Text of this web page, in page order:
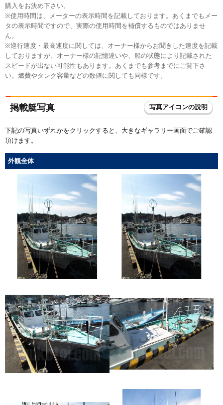
購入をお決め下さい。
※使用時間は、メーターの表示時間を記載しております。あくまでもメー
タの表示時間ですので、実際の使用時間を補償するものではありませ
ん。
※巡行速度・最高速度に関しては、オーナー様からお聞きした速度を記載
しておりますが、オーナー様の記憶違いや、船の状態により記載された
スピードが出ない可能性もあります。あくまでも参考までにご覧下さ
い。燃費やタンク容量などの数値に関しても同様です。
掲載艇写真 写真アイコンの説明
下記の写真いずれかをクリックすると、大きなギャラリー画面でご確認
頂けます。
外観全体